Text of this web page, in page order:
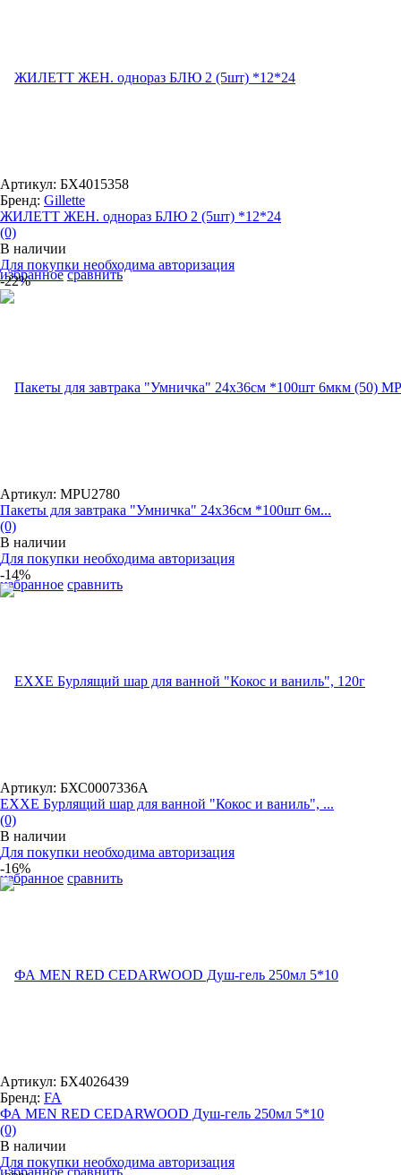
избранное сравнить
Артикул: БХ4015358
Бренд: Gillette
ЖИЛЕТТ ЖЕН. однораз БЛЮ 2 (5шт) *12*24
(0)
В наличии
Для покупки необходима авторизация
-22%
избранное сравнить
Артикул: MPU2780
Пакеты для завтрака "Умничка" 24х36см *100шт 6м...
(0)
В наличии
Для покупки необходима авторизация
-14%
избранное сравнить
Артикул: БХС0007336А
EXXE Бурлящий шар для ванной "Кокос и ваниль", ...
(0)
В наличии
Для покупки необходима авторизация
-16%
избранное сравнить
Артикул: БХ4026439
Бренд: FA
ФА MEN RED CEDARWOOD Душ-гель 250мл 5*10
(0)
В наличии
Для покупки необходима авторизация